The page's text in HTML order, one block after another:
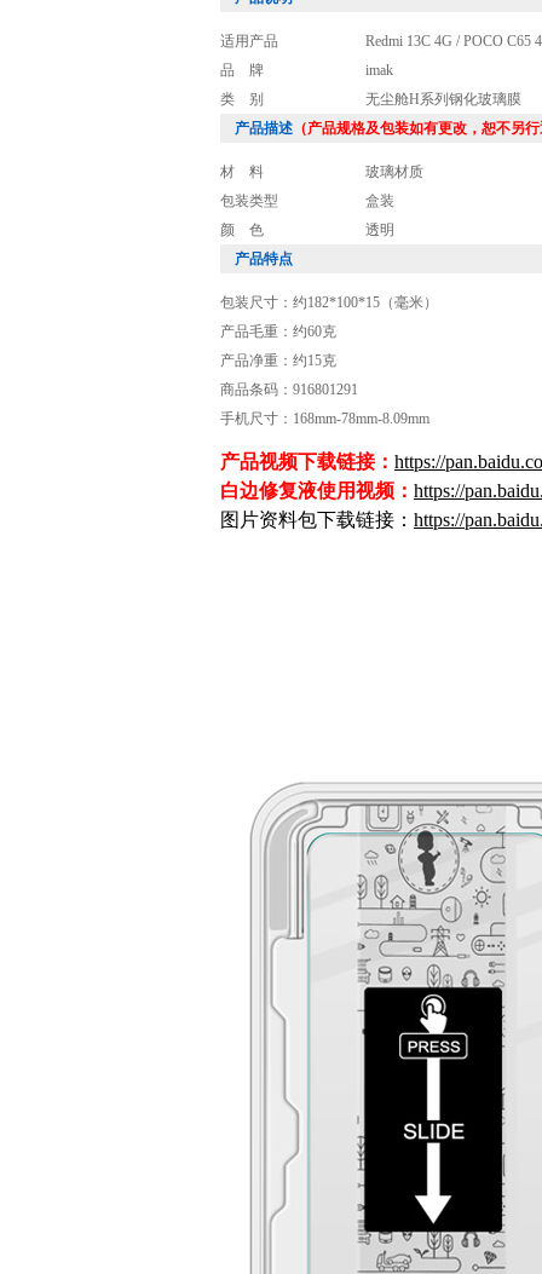
适用产品
Redmi 13C 4G / POCO C65
品 牌
imak
类 别
无尘舱H系列钢化玻璃膜
产品描述 （产品规格及包装如有更改，恕不另
材 料
玻璃材质
包装类型
盒装
颜 色
透明
产品特点
包装尺寸：约182*100*15（毫米）
产品毛重：约60克
产品净重：约15克
商品条码：916801291
手机尺寸：168mm-78mm-8.09mm
产品视频下载链接： https://
白边修复液使用视频： https://
图片资料包下载链接： https://